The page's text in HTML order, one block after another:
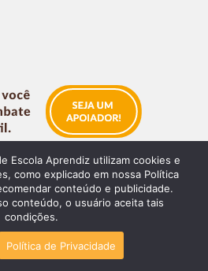
Escola Aprendiz utilizam cookies e
como explicado em nossa Política
conteúdo e publicidade.
conteúdo, o usuário aceita tais
condições.
Política de Privacidade